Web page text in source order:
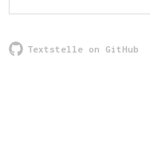
Textstelle on GitHub